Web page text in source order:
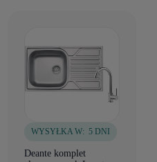
WYSYŁKA W: 5 DNI
Deante komplet